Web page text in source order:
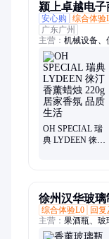
颍上卓越电子
安心购
综合体验
广东广州
主营： 机械设备、
工业级台式钻床
时钟、成人用品
叶揉捻机、便携
印机、小卡片打
OH SPECIAL 瑞
典 LYDEEN 徕汀
徐州汉华玻璃
综合体验L0
回复
主营： 果酒瓶、玻
瓶、凹底洋酒瓶